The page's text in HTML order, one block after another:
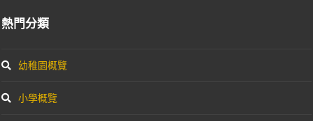
熱門分類
幼稚園概覽
小學概覽